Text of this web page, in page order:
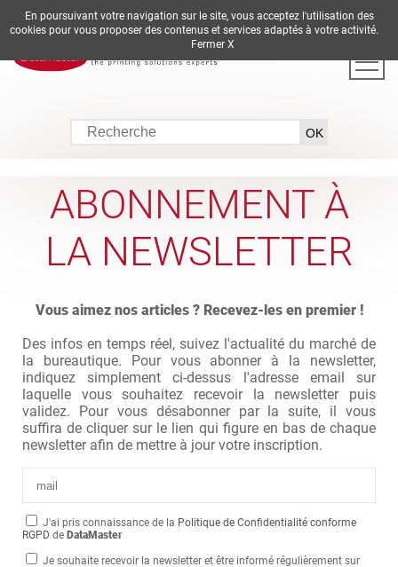
DE EN ES FR IT
ABONNEMENT À
LA NEWSLETTER
Vous aimez nos articles ? Recevez-les en premier !
Des infos en temps réel, suivez l'actualité du marché de
la bureautique. Pour vous abonner à la newsletter,
indiquez simplement ci-dessus l'adresse email sur
laquelle vous souhaitez recevoir la newsletter puis
validez. Pour vous désabonner par la suite, il vous
suffira de cliquer sur le lien qui figure en bas de chaque
newsletter afin de mettre à jour votre inscription.
J'ai pris connaissance de la Politique de Confidentialité conforme
RGPD de DataMaster
Je souhaite recevoir la newsletter et être informé régulièrement sur
En poursuivant votre navigation sur le site, vous acceptez l'utilisation des
cookies pour vous proposer des contenus et services adaptés à votre activité.
Fermer X